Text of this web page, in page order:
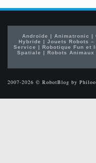
Androïde | Animatronic |
Hybride |Jouets Robots –
Service | Robotique Fun et
Spatiale | Robots
2007-2026 © RobotBlog by